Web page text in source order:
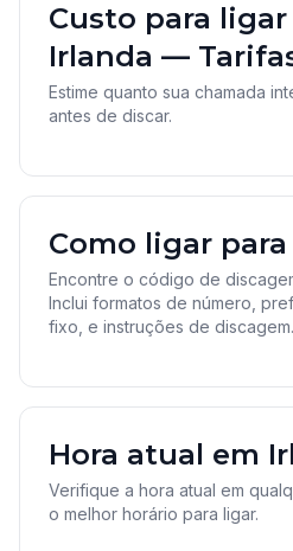
Custo para ligar
Irlanda —
Estime quanto sua chamada
antes de discar.
Como ligar
Encontre o código de
Inclui formatos de número,
fixo, e instruções de discagem.
Hora atual em
Verifique a hora atual em
o melhor horário para ligar.